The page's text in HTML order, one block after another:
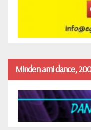
Minden ami dance,